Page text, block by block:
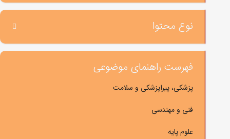
نوع محتوا
فهرست راهنمای موضوعی
پزشکی، پیراپزشکی و سلامت
فنی و مهندسی
علوم پایه